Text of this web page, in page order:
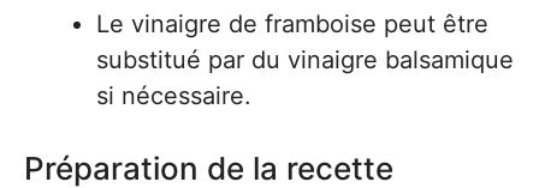
Le vinaigre de framboise peut être
substitué par du vinaigre balsamique
si nécessaire.
Préparation de la recette